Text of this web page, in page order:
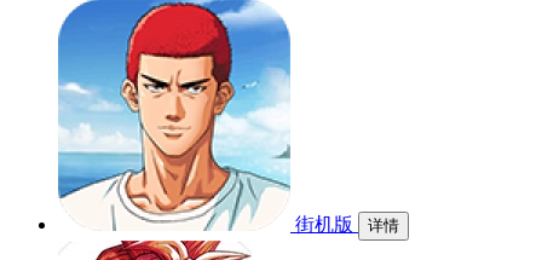
街机版 详情